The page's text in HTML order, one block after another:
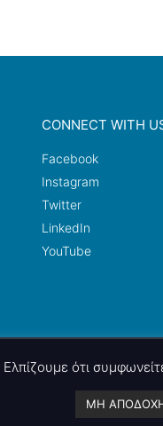
CONNECT WITH
Facebook
Instagram
Twitter
LinkedIn
YouTube
nettings, ltd .
ότι
ΜΗ